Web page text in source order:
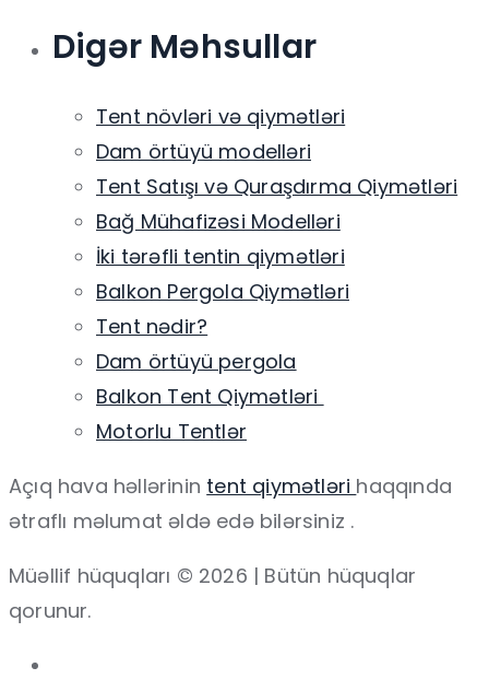
Digər Məhsullar
Tent növləri və qiymətləri
Dam örtüyü modelləri
Tent Satışı və Quraşdırma Qiymətləri
Bağ Mühafizəsi Modelləri
İki tərəfli tentin qiymətləri
Balkon Pergola Qiymətləri
Tent nədir?
Dam örtüyü pergola
Balkon Tent Qiymətləri
Motorlu Tentlər
Açıq hava həllərinin tent qiymətləri haqqında
ətraflı məlumat əldə edə bilərsiniz .
Müəllif hüquqları © 2026 | Bütün hüquqlar
qorunur.